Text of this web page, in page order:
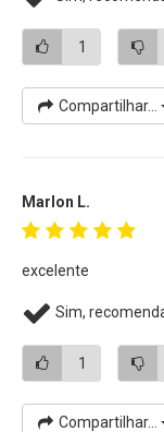
• Projetado com
HD (1080p)
raio-x, ímã e prova
1
Compartilhar...
Marlon L.
excelente
Sim,
1
Compartilhar...